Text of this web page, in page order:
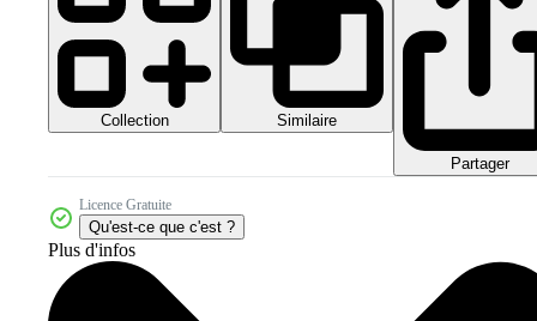
Collection Similaire
Partager
Licence Gratuite
Qu'est-ce que c'est ?
Plus d'infos